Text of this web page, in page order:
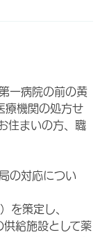
一病院の前の黄
療機関の処方せ
住まいの方、職
の対応につい
を策定し、
給施設として薬